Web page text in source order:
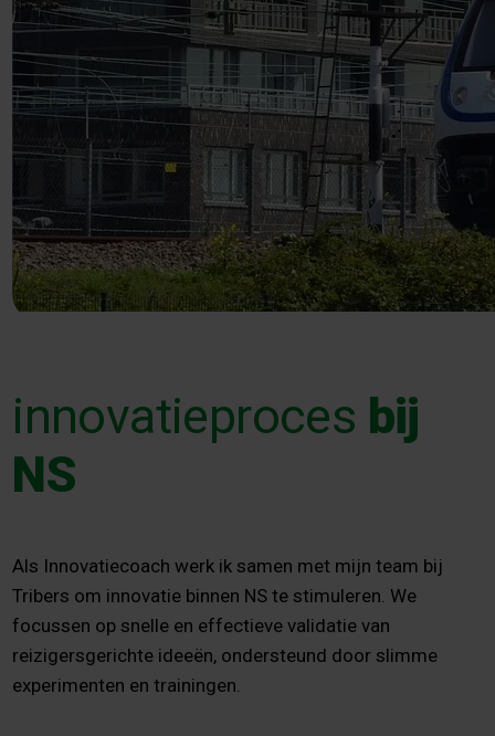
innovatieproces bij
NS
Als Innovatiecoach werk ik samen met mijn team bij
Tribers om innovatie binnen NS te stimuleren. We
focussen op snelle en effectieve validatie van
reizigersgerichte ideeën, ondersteund door slimme
experimenten en trainingen.